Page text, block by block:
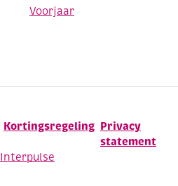
Voorjaar
Kortingsregeling Privacy
statement
Interpulse